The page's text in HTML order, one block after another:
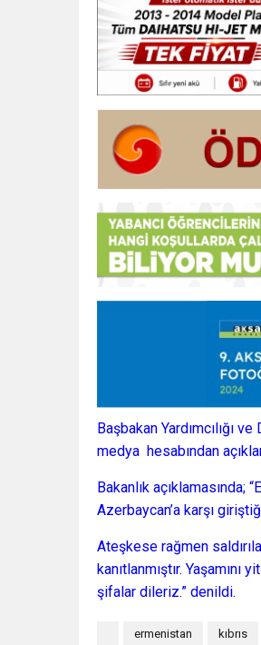
Başbakan Yardımcılığı
medya hesabından
Bakanlık açıklamasında;
Azerbaycan’a karşı
Ateşkese rağmen
kanıtlanmıştır.
şifalar dileriz.” denildi.
ermenistan kıbrıs